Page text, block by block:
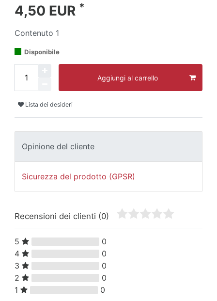
4,50 EUR *
Contenuto 1
Disponibile
Aggiungi al carrello
Lista dei desideri
Opinione del cliente
Sicurezza del prodotto (GPSR)
Recensioni dei clienti (0)
5
0
4
0
3
0
2
0
1
0